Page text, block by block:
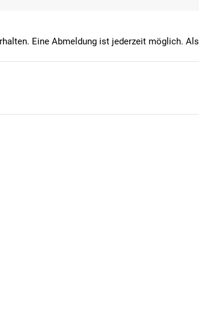
Eine Abmeldung ist jederzeit möglich. Als